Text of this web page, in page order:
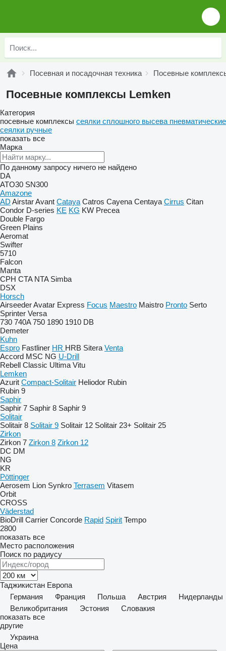
Посевная и посадочная техника Посевные
Посевные комплексы Lemken
Категория
посевные комплексы сеялки сплошного высева пневматические
сеялки ручные
показать все
Марка
По данному запросу ничего не найдено
DA
ATO30 SN300
Amazone
AD AirstarAvant Cataya Catros Cayena Centaya Cirrus Citan
Condor D-series KE KG KW Precea
Double Fargo
Green Plains
Aeromat
Swifter
5710
Falcon
Manta
CPH CTA NTA Simba
DSX
Horsch
AirseederAvatar Express Focus Maestro Maistro Pronto Serto
Sprinter Versa
730 740A 750 1890 1910 DB
Demeter
Kuhn
Espro Fastliner HR HRB Sitera Venta
Accord MSC NG U-Drill
Rebell Classic Ultima Vitu
Lemken
Azurit Compact-Solitair Heliodor Rubin
Rubin 9
Saphir
Saphir 7 Saphir 8 Saphir 9
Solitair
Solitair 8 Solitair 9 Solitair 12 Solitair 23+ Solitair 25
Zirkon
Zirkon 7 Zirkon 8 Zirkon 12
DC DM
NG
KR
Pöttinger
Aerosem Lion Synkro Terrasem Vitasem
Orbit
CROSS
Väderstad
BioDrill Carrier Concorde Rapid Spirit Tempo
2800
показать все
Место расположения
Поиск по радиусу
Таджикистан Европа
Германия
Франция Польша Австрия
Нидерланды
Великобритания
Эстония
Словакия
показать все
другие
Украина
Цена